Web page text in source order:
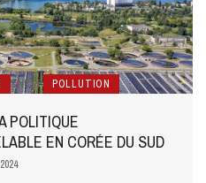
&NBSP POLLUTION
POLITIQUE
EN CORÉE DU SUD